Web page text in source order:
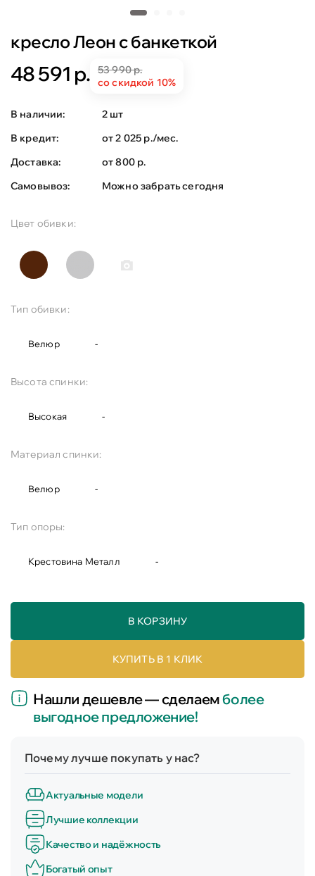
кресло Леон с банкеткой
48 591 р.
53 990 р.
со скидкой 10%
В наличии:
2 шт
В кредит:
от 2 025 р./мес.
Доставка:
от 800 р.
Самовывоз:
Можно забрать сегодня
Цвет обивки:
Тип обивки:
Велюр -
Высота спинки:
Высокая -
Материал спинки:
Велюр -
Тип опоры:
Крестовина Металл -
В КОРЗИНУ
КУПИТЬ В 1 КЛИК
Нашли дешевле — сделаемболее
выгодное предложение!
Почему лучше покупать у нас?
Актуальные модели
Лучшие коллекции
Качество и надёжность
Богатый опыт